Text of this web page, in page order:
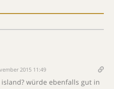
2015 11:49
würde ebenfalls gut in